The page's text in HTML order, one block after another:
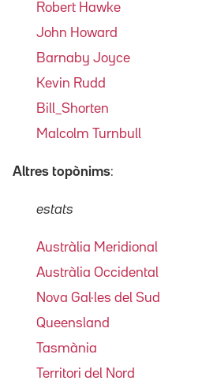
Robert Hawke
John Howard
Barnaby Joyce
Kevin Rudd
Bill_Shorten
Malcolm Turnbull
Altres topònims:
estats
Austràlia Meridional
Austràlia Occidental
Nova Gal·les del Sud
Queensland
Tasmània
Territori del Nord